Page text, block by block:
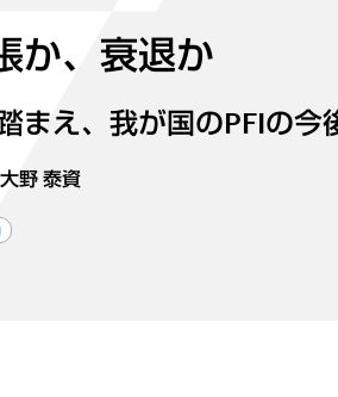
か、衰退か
まえ、我が国のPFIの今
野 泰資